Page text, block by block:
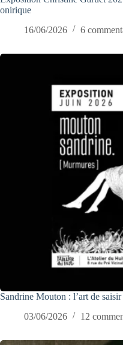
onirique
16/06/2026
6
Sandrine Mouton : l’art de
03/06/2026
12